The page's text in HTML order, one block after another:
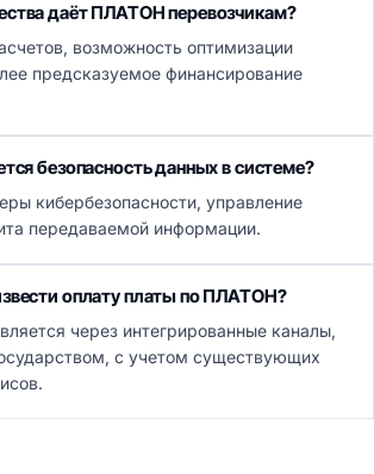
даёт ПЛАТОН перевозчикам?
возможность оптимизации
предсказуемое финансирование
безопасность данных в системе?
кибербезопасности, управление
передаваемой информации.
оплату платы по ПЛАТОН?
через интегрированные каналы,
с учетом существующих